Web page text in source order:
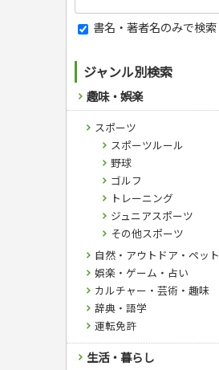
書名・著者名のみで検索
ジャンル別検索
趣味・娯楽
スポーツ
スポーツルール
野球
ゴルフ
トレーニング
ジュニアスポーツ
その他スポーツ
自然・アウトドア・ペット
アウトドア
犬・猫
ペット・飼育
園芸・野菜づくり
雑学
娯楽・ゲーム・占い
ナンプレ
囲碁・将棋・麻雀
ゲーム・マジック
家相・風水・占い
カルチャー・芸術・趣味
鉄道・車・自転車
音楽・楽器
趣味・鑑賞・カメラ
絵画・デッサン
辞典・語学
辞典
語学・旅行会話
運転免許
原付・二輪
普通免許
生活・暮らし